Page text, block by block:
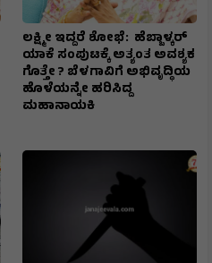
ಲಕ್ಷ್ಮೀ ಇದ್ದರೆ ಶೋಭೆ: ಹೆಬ್ಬಾಳ್ಕರ್
ಯಾಕೆ ಸಂಪುಟಕ್ಕೆ ಅತ್ಯಂತ ಅವಶ್ಯಕ
ಗೊತ್ತೇ ? ಬೆಳಗಾವಿಗೆ ಅಭಿವೃದ್ಧಿಯ
ಹೊಳೆಯನ್ನೇ ಹರಿಸಿದ್ದ
ಮಹಾನಾಯಕಿ